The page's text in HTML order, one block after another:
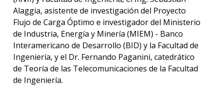
Alaggia, asistente de investigación del Proyecto
Flujo de Carga Óptimo e investigador del Ministerio
de Industria, Energía y Minería (MIEM) - Banco
Interamericano de Desarrollo (BID) y la Facultad de
Ingeniería, y el Dr. Fernando Paganini, catedrático
de Teoría de las Telecomunicaciones de la Facultad
de Ingeniería.